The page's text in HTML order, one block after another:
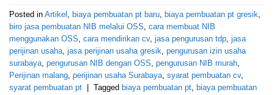
Posted in Artikel biaya pembuatan pt baru biaya pembuatan pt gresik
biro jasa pembuatan NIB melalui OSS cara membuat NIB
menggunakan OSS cara mendirikan cv, jasa pengurusan tdp jasa
perijinan usaha jasa perijinan usaha gresik pengurusan izin usaha
surabaya pengurusan NIB dengan OSS pengurusan NIB murah
Perijinan malang perijinan usaha Surabaya syarat pembuatan cv,
syarat pembuatan pt
Tagged biaya pembuatan pt
biaya pembuatan